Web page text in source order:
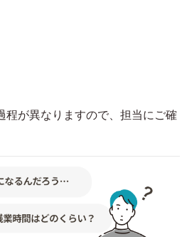
が異なりますので、担当にご確